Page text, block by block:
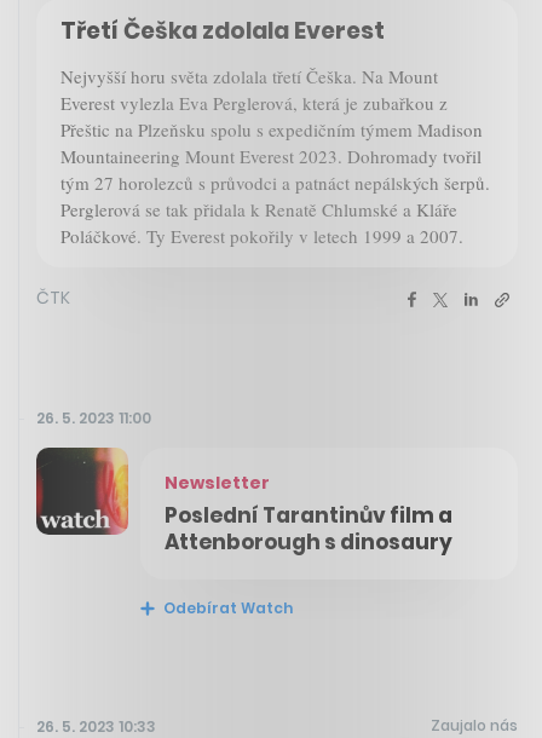
Třetí Češka zdolala Everest
Nejvyšší horu světa zdolala třetí Češka. Na Mount
Everest vylezla Eva Perglerová, která je zubařkou z
Přeštic na Plzeňsku spolu s expedičním týmem Madison
Mountaineering Mount Everest 2023. Dohromady tvořil
tým 27 horolezců s průvodci a patnáct nepálských šerpů.
Perglerová se tak přidala k Renatě Chlumské a Kláře
Poláčkové. Ty Everest pokořily v letech 1999 a 2007.
ČTK
26. 5. 2023 11:00
Newsletter
Poslední Tarantinův film a
Attenborough s dinosaury
Odebírat Watch
26. 5. 2023 10:33 Zaujalo nás